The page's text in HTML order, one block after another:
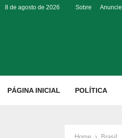
8 de agosto de 2026 Sobre Anuncie
PÁGINA INICIAL POLÍTICA